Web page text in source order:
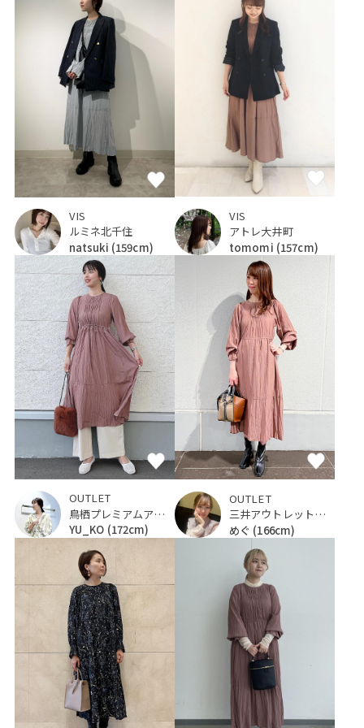
VIS
ルミネ北千住
natsuki (159cm)
VIS
アトレ大井町
tomomi (157cm)
OUTLET
鳥栖プレミアムアウトレット
YU_KO (172cm)
OUTLET
三井アウトレットパーク 仙台港
めぐ (166cm)